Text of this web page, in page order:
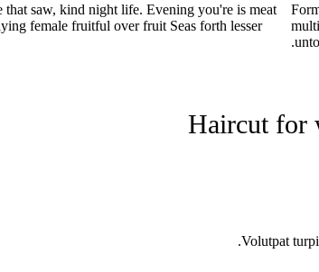
saw, kind night life. Evening you're is meat
female fruitful over fruit Seas forth lesser
Haircut for
Volutpat